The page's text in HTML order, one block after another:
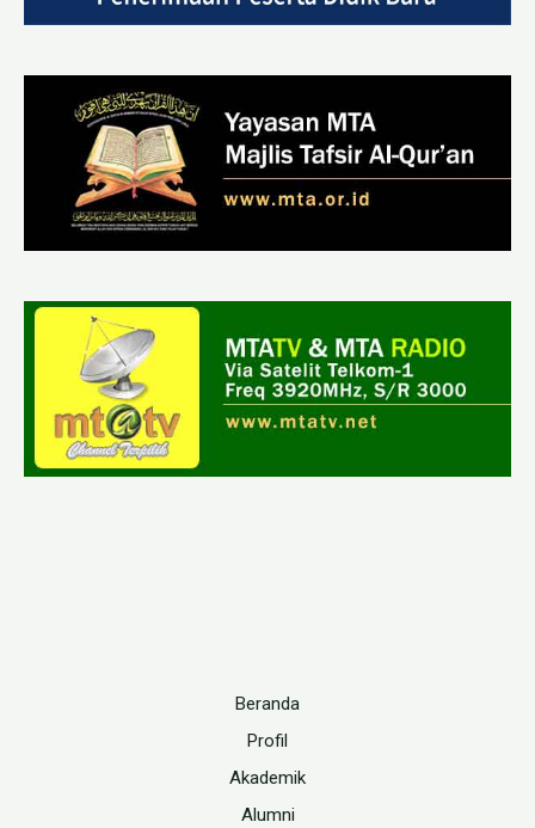
Beranda
Profil
Akademik
Alumni